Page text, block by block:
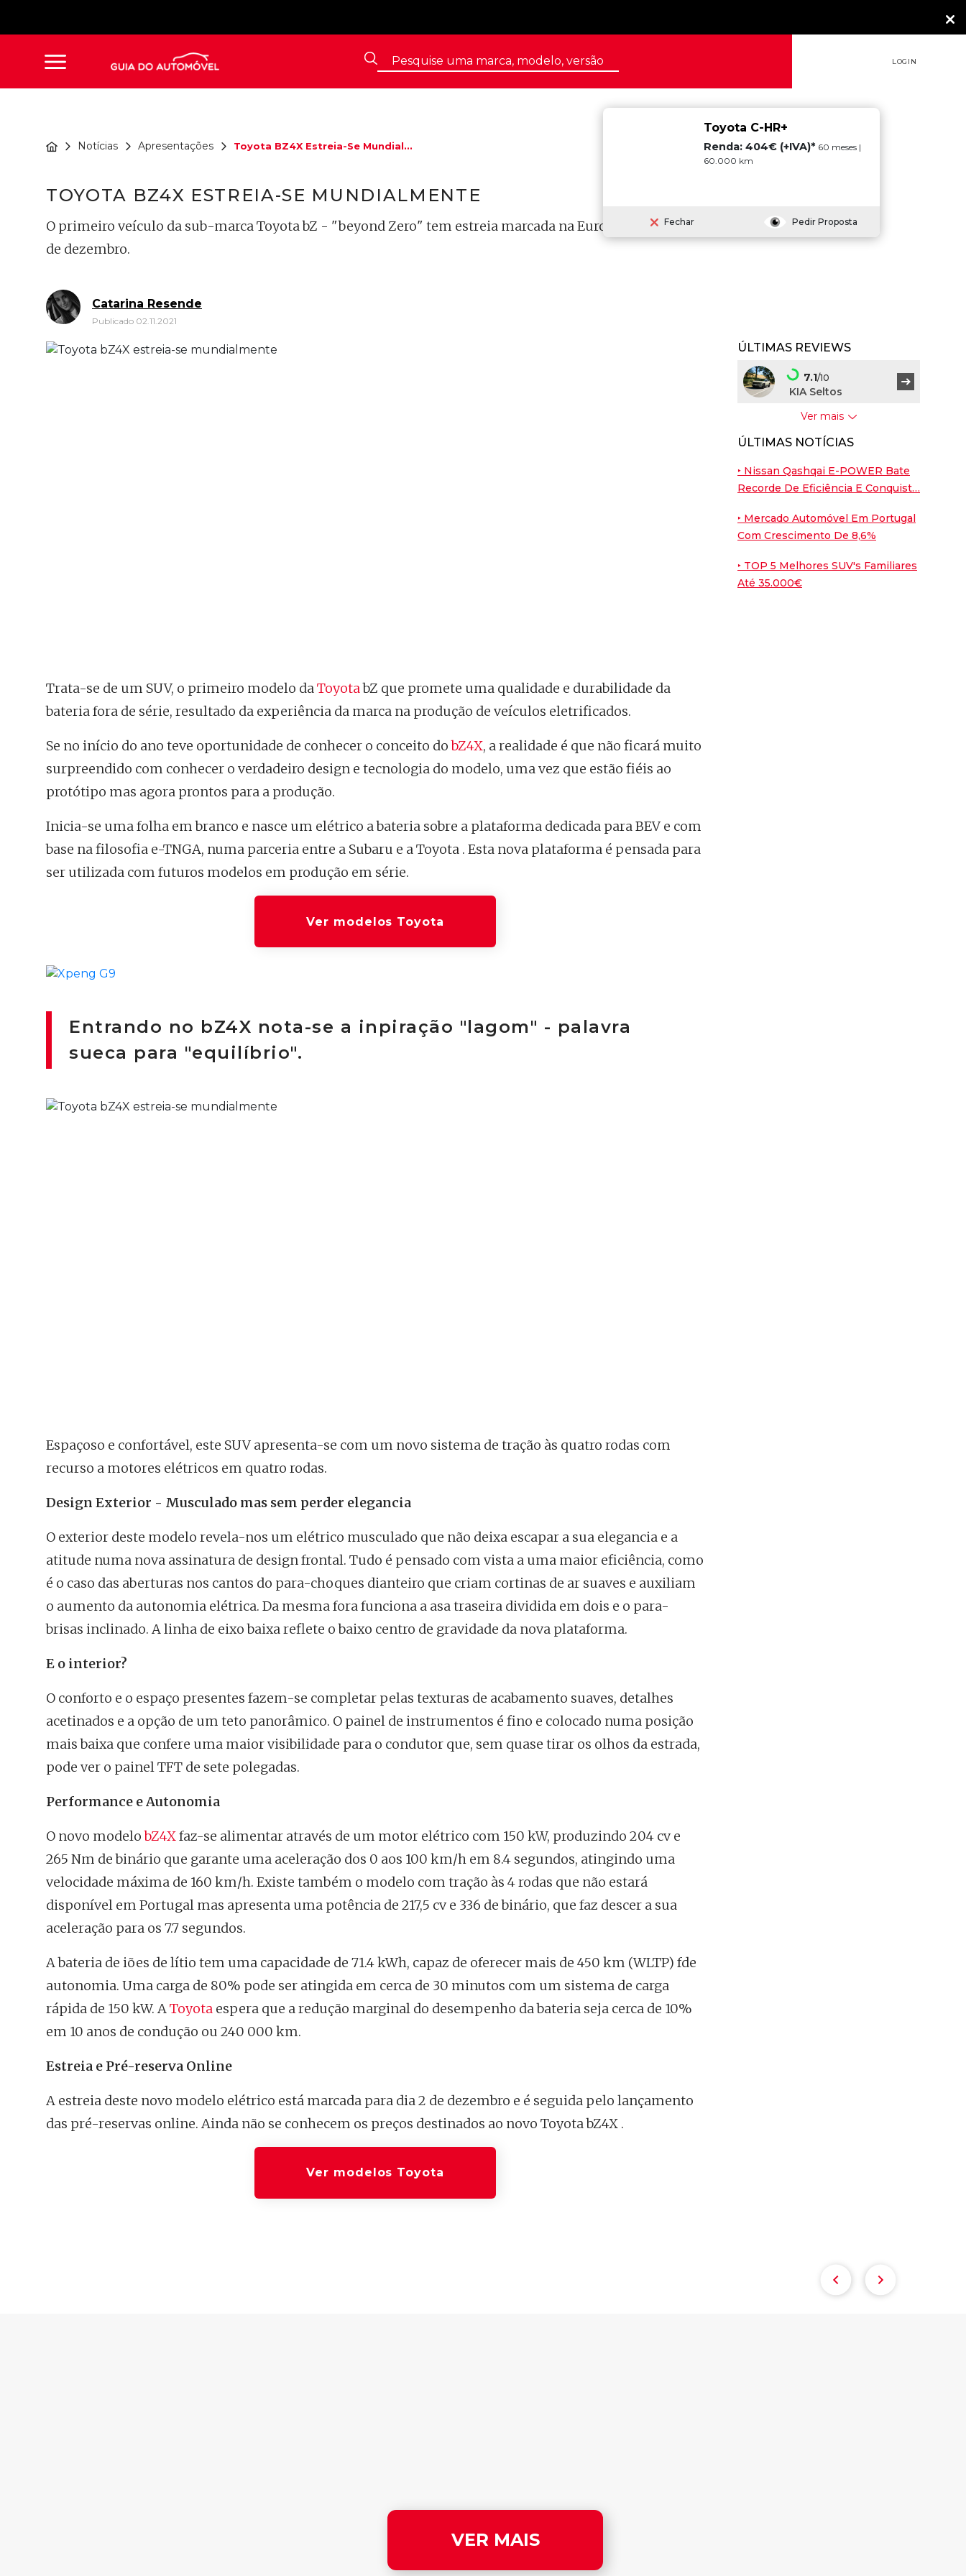
LOGIN
Notícias Apresentações Toyota BZ4X Estreia-Se Mundial...
TOYOTA BZ4X ESTREIA-SE MUNDIALMENTE
O primeiro veículo da sub-marca Toyota bZ - "beyond Zero" tem estreia marcada na Europa para o dia 2
de dezembro.
Catarina Resende
Publicado 02.11.2021
Trata-se de um SUV, o primeiro modelo daToyotabZ que promete uma qualidade e durabilidade da
bateria fora de série, resultado da experiência da marca na produção de veículos eletrificados.
Se no início do ano teve oportunidade de conhecer o conceito dobZ4X, a realidade é que não ficará muito
surpreendido com conhecer o verdadeiro design e tecnologia do modelo, uma vez que estão fiéis ao
protótipo mas agora prontos para a produção.
Inicia-se uma folha em branco e nasce um elétrico a bateria sobre a plataforma dedicada para BEV e com
base na filosofia e-TNGA, numa parceria entre a Subaru e a Toyota . Esta nova plataforma é pensada para
ser utilizada com futuros modelos em produção em série.
Ver modelos Toyota
Entrando no bZ4X nota-se a inpiração "lagom" - palavra
sueca para "equilíbrio".
Espaçoso e confortável, este SUV apresenta-se com um novo sistema de tração às quatro rodas com
recurso a motores elétricos em quatro rodas.
Design Exterior - Musculado mas sem perder elegancia
O exterior deste modelo revela-nos um elétrico musculado que não deixa escapar a sua elegancia e a
atitude numa nova assinatura de design frontal. Tudo é pensado com vista a uma maior eficiência, como
é o caso das aberturas nos cantos do para-choques dianteiro que criam cortinas de ar suaves e auxiliam
o aumento da autonomia elétrica. Da mesma fora funciona a asa traseira dividida em dois e o para-
brisas inclinado. A linha de eixo baixa reflete o baixo centro de gravidade da nova plataforma.
E o interior?
O conforto e o espaço presentes fazem-se completar pelas texturas de acabamento suaves, detalhes
acetinados e a opção de um teto panorâmico. O painel de instrumentos é fino e colocado numa posição
mais baixa que confere uma maior visibilidade para o condutor que, sem quase tirar os olhos da estrada,
pode ver o painel TFT de sete polegadas.
Performance e Autonomia
O novo modelobZ4Xfaz-se alimentar através de um motor elétrico com 150 kW, produzindo 204 cv e
265 Nm de binário que garante uma aceleração dos 0 aos 100 km/h em 8.4 segundos, atingindo uma
velocidade máxima de 160 km/h. Existe também o modelo com tração às 4 rodas que não estará
disponível em Portugal mas apresenta uma potência de 217,5 cv e 336 de binário, que faz descer a sua
aceleração para os 7.7 segundos.
A bateria de iões de lítio tem uma capacidade de 71.4 kWh, capaz de oferecer mais de 450 km (WLTP) fde
autonomia. Uma carga de 80% pode ser atingida em cerca de 30 minutos com um sistema de carga
rápida de 150 kW. AToyota espera que a redução marginal do desempenho da bateria seja cerca de 10%
em 10 anos de condução ou 240 000 km.
Estreia e Pré-reserva Online
A estreia deste novo modelo elétrico está marcada para dia 2 de dezembro e é seguida pelo lançamento
das pré-reservas online. Ainda não se conhecem os preços destinados ao novo Toyota bZ4X .
Ver modelos Toyota
ÚLTIMAS REVIEWS
7.1/10
KIA Seltos
BYD Dolphin G
9/10
Porsche Cayenne
7.6/10
Ver mais
ÚLTIMAS NOTÍCIAS
‣ Nissan Qashqai E-POWER Bate
Recorde De Eficiência E Conquist…
‣ Mercado Automóvel Em Portugal
Com Crescimento De 8,6%
‣ TOP 5 Melhores SUV's Familiares
Até 35.000€
VER MAIS
Toyota C-HR+
Renda: 404€ (+IVA)* 60 meses |
60.000 km
Fechar Pedir Proposta